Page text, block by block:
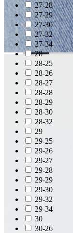
Aksesuar
Kadın Aksesuar
Çorap
Kemer
Parfüm
Erkek Aksesuar
Boxer
Çorap
Kemer
Atkı
Cüzdan
27-28
27-29
27-30
27-32
27-34
28
28-25
28-26
28-27
28-28
28-29
28-30
28-32
29
29-25
29-26
29-27
29-28
29-29
29-30
29-32
29-34
30
30-26